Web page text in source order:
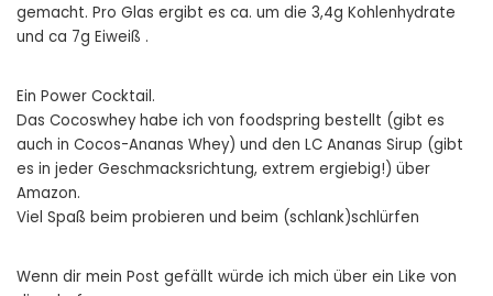
gemacht. Pro Glas ergibt es ca. um die 3,4g Kohlenhydrate
und ca 7g Eiweiß .
Ein Power Cocktail.
Das Cocoswhey habe ich von foodspring bestellt (gibt es
auch in Cocos-Ananas Whey) und den LC Ananas Sirup (gibt
es in jeder Geschmacksrichtung, extrem ergiebig!) über
Amazon.
Viel Spaß beim probieren und beim (schlank)schlürfen
Wenn dir mein Post gefällt würde ich mich über ein Like von